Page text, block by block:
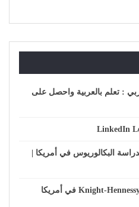
: تعلم بالعربية واحصل على
أنسي ساويرس 2027 لدراسة البكالوريوس في أمريكا |
منحة جامعة ستانفورد Knight-Hennessy 2027 في أمريكا